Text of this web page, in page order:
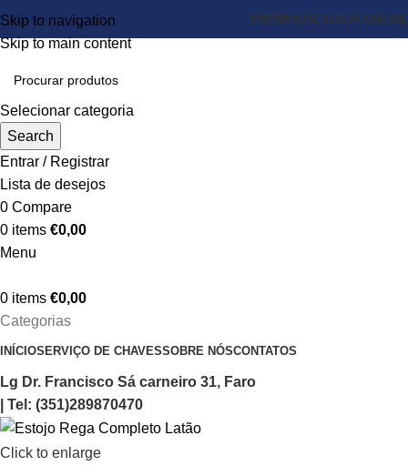
Skip to navigation
Skip to main content
PROMOÇÕES LOJA ONLINE
Selecionar categoria
Search
Entrar / Registrar
Lista de desejos
0 Compare
0 items €0,00
Menu
0 items €0,00
Categorias
INÍCIOSERVIÇO DE CHAVESSOBRE NÓSCONTATOS
Lg Dr. Francisco Sá carneiro 31, Faro
| Tel: (351)289870470
Click to enlarge